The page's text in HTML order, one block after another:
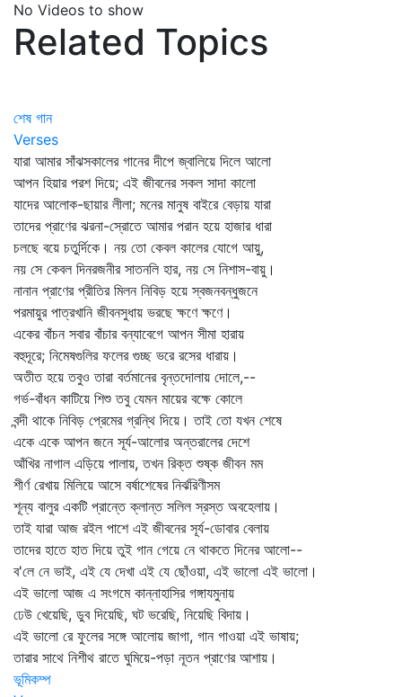
No Videos to show
Related Topics
শেষ গান
Verses
যারা আমার সাঁঝসকালের গানের দীপে জ্বালিয়ে দিলে আলো
আপন হিয়ার পরশ দিয়ে; এই জীবনের সকল সাদা কালো
যাদের আলোক-ছায়ার লীলা; মনের মানুষ বাইরে বেড়ায় যারা
তাদের প্রাণের ঝরনা-স্রোতে আমার পরান হয়ে হাজার ধারা
চলছে বয়ে চতুর্দিকে। নয় তো কেবল কালের যোগে আয়ু,
নয় সে কেবল দিনরজনীর সাতনলি হার, নয় সে নিশাস-বায়ু।
নানান প্রাণের প্রীতির মিলন নিবিড় হয়ে স্বজনবন্ধুজনে
পরমায়ুর পাত্রখানি জীবনসুধায় ভরছে ক্ষণে ক্ষণে।
একের বাঁচন সবার বাঁচার বন্যাবেগে আপন সীমা হারায়
বহুদূরে; নিমেষগুলির ফলের গুচ্ছ ভরে রসের ধারায়।
অতীত হয়ে তবুও তারা বর্তমানের বৃন্তদোলায় দোলে,--
গর্ভ-বাঁধন কাটিয়ে শিশু তবু যেমন মায়ের বক্ষে কোলে
বন্দী থাকে নিবিড় প্রেমের গ্রন্থি দিয়ে। তাই তো যখন শেষে
একে একে আপন জনে সূর্য-আলোর অন্তরালের দেশে
আঁখির নাগাল এড়িয়ে পালায়, তখন রিক্ত শুষ্ক জীবন মম
শীর্ণ রেখায় মিলিয়ে আসে বর্ষাশেষের নির্ঝরিণীসম
শূন্য বালুর একটি প্রান্তে ক্লান্ত সলিল স্রস্ত অবহেলায়।
তাই যারা আজ রইল পাশে এই জীবনের সূর্য-ডোবার বেলায়
তাদের হাতে হাত দিয়ে তুই গান গেয়ে নে থাকতে দিনের আলো--
ব'লে নে ভাই, এই যে দেখা এই যে ছোঁওয়া, এই ভালো এই ভালো।
এই ভালো আজ এ সংগমে কান্নাহাসির গঙ্গাযমুনায়
ঢেউ খেয়েছি, ডুব দিয়েছি, ঘট ভরেছি, নিয়েছি বিদায়।
এই ভালো রে ফুলের সঙ্গে আলোয় জাগা, গান গাওয়া এই ভাষায়;
তারার সাথে নিশীথ রাতে ঘুমিয়ে-পড়া নূতন প্রাণের আশায়।
ভূমিকম্প